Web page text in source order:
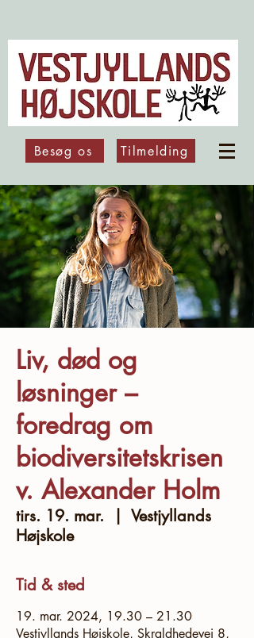
Besøg os Tilmelding
Liv, død og
løsninger –
foredrag om
biodiversitetskrisen
v. Alexander Holm
tirs. 19. mar.
  |
Vestjyllands
Højskole
Tid & sted
19. mar. 2024, 19.30 – 21.30
Vestjyllands Højskole, Skraldhedevej 8,